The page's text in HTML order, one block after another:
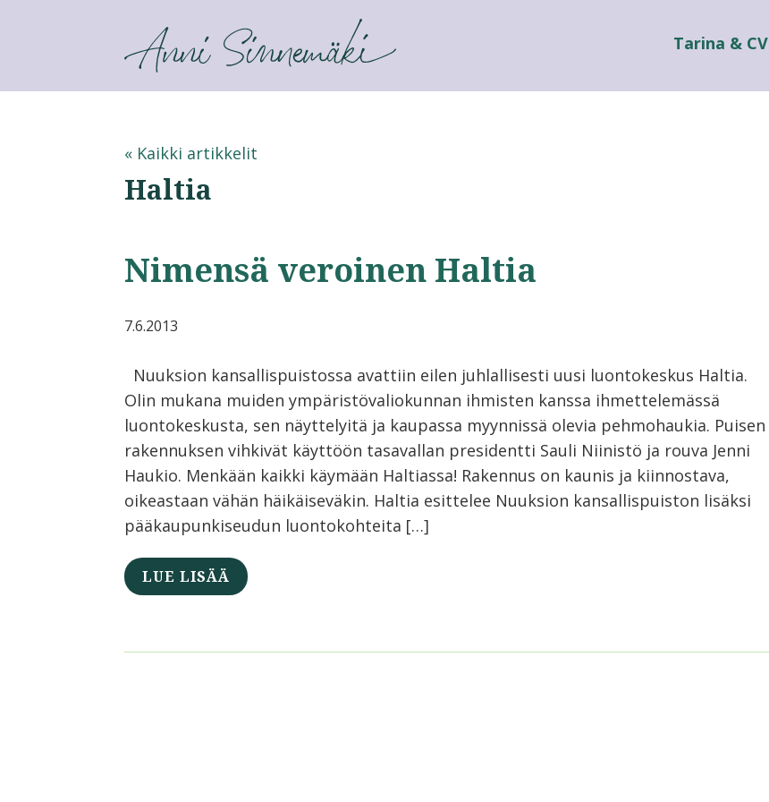
ANNI SINNEMÄKI Tarina & CV
« Kaikki artikkelit
Haltia
Nimensä veroinen Haltia
7.6.2013
Nuuksion kansallispuistossa avattiin eilen juhlallisesti uusi luontokeskus Haltia.
Olin mukana muiden ympäristövaliokunnan ihmisten kanssa ihmettelemässä
luontokeskusta, sen näyttelyitä ja kaupassa myynnissä olevia pehmohaukia. Puisen
rakennuksen vihkivät käyttöön tasavallan presidentti Sauli Niinistö ja rouva Jenni
Haukio. Menkään kaikki käymään Haltiassa! Rakennus on kaunis ja kiinnostava,
oikeastaan vähän häikäiseväkin. Haltia esittelee Nuuksion kansallispuiston lisäksi
pääkaupunkiseudun luontokohteita […]
LUE LISÄÄ